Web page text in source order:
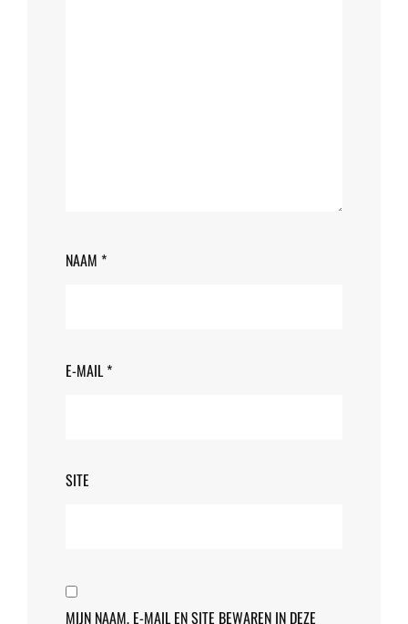
NAAM *
E-MAIL *
SITE
MIJN NAAM, E-MAIL EN SITE BEWAREN IN DEZE